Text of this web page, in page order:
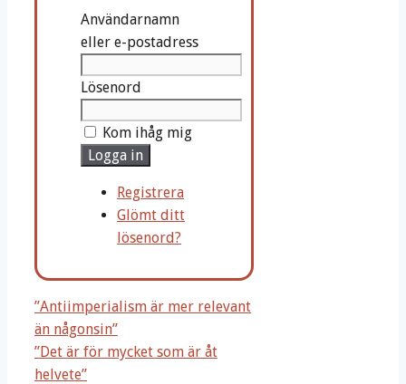
Användarnamn
eller e-postadress
Lösenord
Kom ihåg mig
Logga in
Registrera
Glömt ditt
lösenord?
”Antiimperialism är mer relevant
än någonsin”
”Det är för mycket som är åt
helvete”